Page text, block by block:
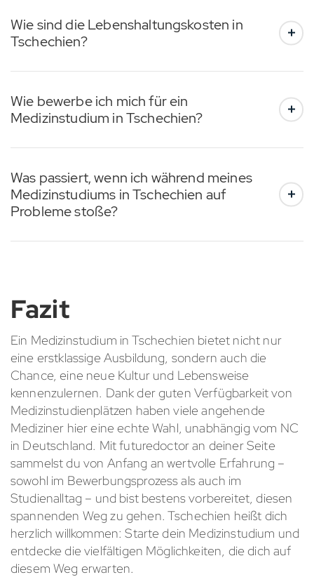
Wie sind die Lebenshaltungskosten in
Tschechien?
Wie bewerbe ich mich für ein
Medizinstudium in Tschechien?
Was passiert, wenn ich während meines
Medizinstudiums in Tschechien auf
Probleme stoße?
Fazit
Ein Medizinstudium in Tschechien bietet nicht nur
eine erstklassige Ausbildung, sondern auch die
Chance, eine neue Kultur und Lebensweise
kennenzulernen. Dank der guten Verfügbarkeit von
Medizinstudienplätzen haben viele angehende
Mediziner hier eine echte Wahl, unabhängig vom NC
in Deutschland. Mit futuredoctor an deiner Seite
sammelst du von Anfang an wertvolle Erfahrung –
sowohl im Bewerbungsprozess als auch im
Studienalltag – und bist bestens vorbereitet, diesen
spannenden Weg zu gehen. Tschechien heißt dich
herzlich willkommen: Starte dein Medizinstudium und
entdecke die vielfältigen Möglichkeiten, die dich auf
diesem Weg erwarten.